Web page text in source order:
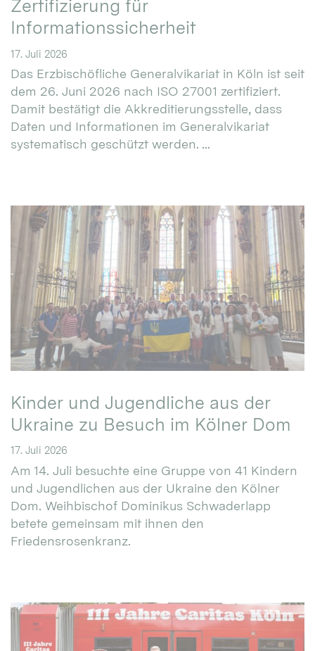
Zertifizierung für
Informationssicherheit
17. Juli 2026
Das Erzbischöfliche Generalvikariat in Köln ist seit
dem 26. Juni 2026 nach ISO 27001 zertifiziert.
Damit bestätigt die Akkreditierungsstelle, dass
Daten und Informationen im Generalvikariat
systematisch geschützt werden. ...
Kinder und Jugendliche aus der
Ukraine zu Besuch im Kölner Dom
17. Juli 2026
Am 14. Juli besuchte eine Gruppe von 41 Kindern
und Jugendlichen aus der Ukraine den Kölner
Dom. Weihbischof Dominikus Schwaderlapp
betete gemeinsam mit ihnen den
Friedensrosenkranz.